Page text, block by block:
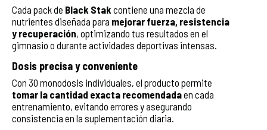
Cada pack de Black Stak contiene una mezcla de
nutrientes diseñada para mejorar fuerza, resistencia
y recuperación, optimizando tus resultados en el
gimnasio o durante actividades deportivas intensas.
Dosis precisa y conveniente
Con 30 monodosis individuales, el producto permite
tomar la cantidad exacta recomendadaen cada
entrenamiento, evitando errores y asegurando
consistencia en la suplementación diaria.